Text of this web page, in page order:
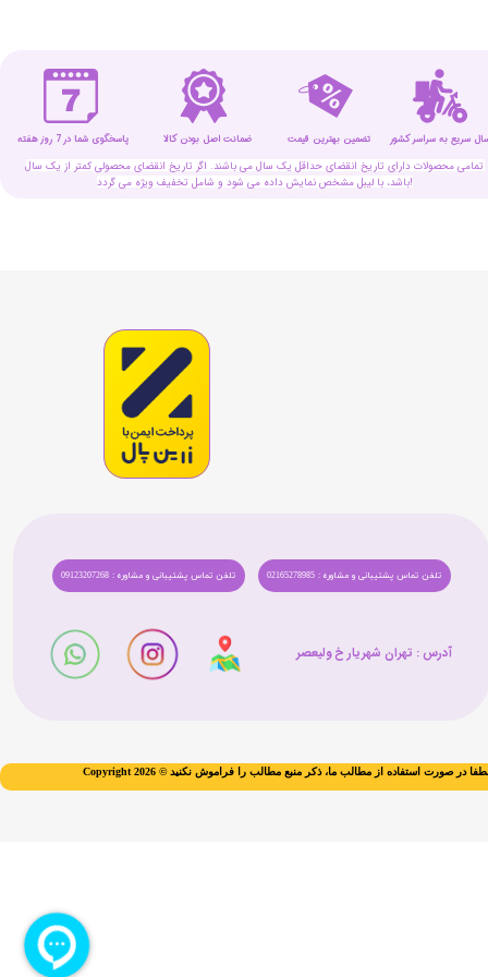
تمامی محصولات دارای تاریخ انقضای حداقل یک سال می باشند. اگر تاریخ انقضای محصولی کمتر از یک سال
باشد، با لیبل مشخص نمایش داده می شود و شامل تخفیف ویژه می گردد!
ضمانت اصل بودن کالا تضمین بهترین قیمت پاسخگوی شما در 7 روز هفته سریع به سراسر کشور
تلفن تماس پشتیبانی و مشاوره : 09123207268 تلفن تماس پشتیبانی و مشاوره : 02165278985
آدرس : تهران شهریار خ ولیعصر​​​​​​​